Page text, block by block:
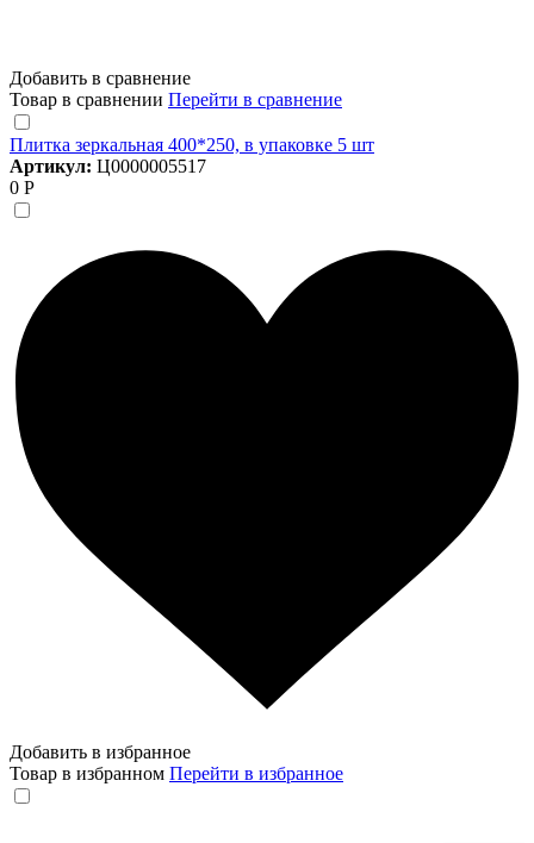
Добавить в сравнение
Товар в сравнении Перейти в сравнение
Плитка зеркальная 400*250, в упаковке 5 шт
Артикул: Ц0000005517
0 Р
Добавить в избранное
Товар в избранном Перейти в избранное